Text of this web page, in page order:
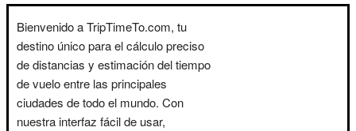
Bienvenido a TripTimeTo.com, tu
destino único para el cálculo preciso
de distancias y estimación del tiempo
de vuelo entre las principales
ciudades de todo el mundo. Con
nuestra interfaz fácil de usar,